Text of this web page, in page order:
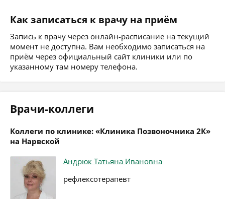
Как записаться к врачу на приём
Запись к врачу через онлайн-расписание на текущий
момент не доступна. Вам необходимо записаться на
приём через официальный сайт клиники или по
указанному там номеру телефона.
Врачи-коллеги
Коллеги по клинике: «Клиника Позвоночника 2К»
на Нарвской
Андрюк Татьяна Ивановна
рефлексотерапевт